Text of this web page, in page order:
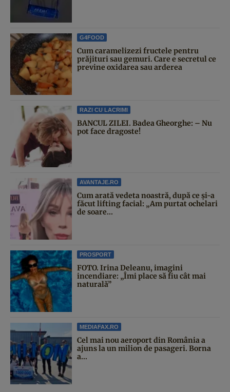
G4FOOD
Cum caramelizezi fructele pentru
prăjituri sau gemuri. Care e secretul ce
previne oxidarea sau arderea
RAZI CU LACRIMI
BANCUL ZILEI. Badea Gheorghe: – Nu
pot face dragoste!
AVANTAJE.RO
Cum arată vedeta noastră, după ce și-a
făcut lifting facial: „Am purtat ochelari
de soare...
PROSPORT
FOTO. Irina Deleanu, imagini
incendiare: „Îmi place să fiu cât mai
naturală”
MEDIAFAX.RO
Cel mai nou aeroport din România a
ajuns la un milion de pasageri. Borna
a...